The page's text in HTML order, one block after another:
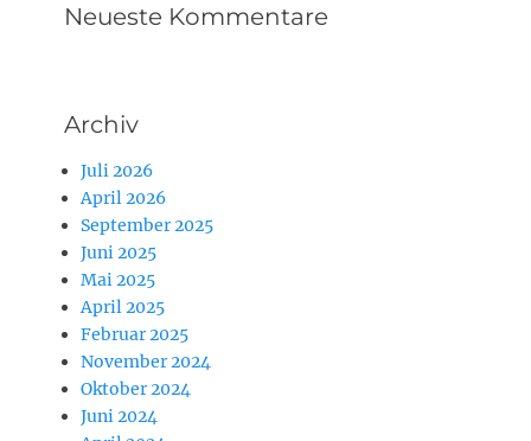
Neueste Kommentare
Archiv
Juli 2026
April 2026
September 2025
Juni 2025
Mai 2025
April 2025
Februar 2025
November 2024
Oktober 2024
Juni 2024